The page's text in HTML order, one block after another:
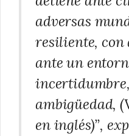
adversas
resiliente,
ante un
ambigüedad,
en inglés)”,